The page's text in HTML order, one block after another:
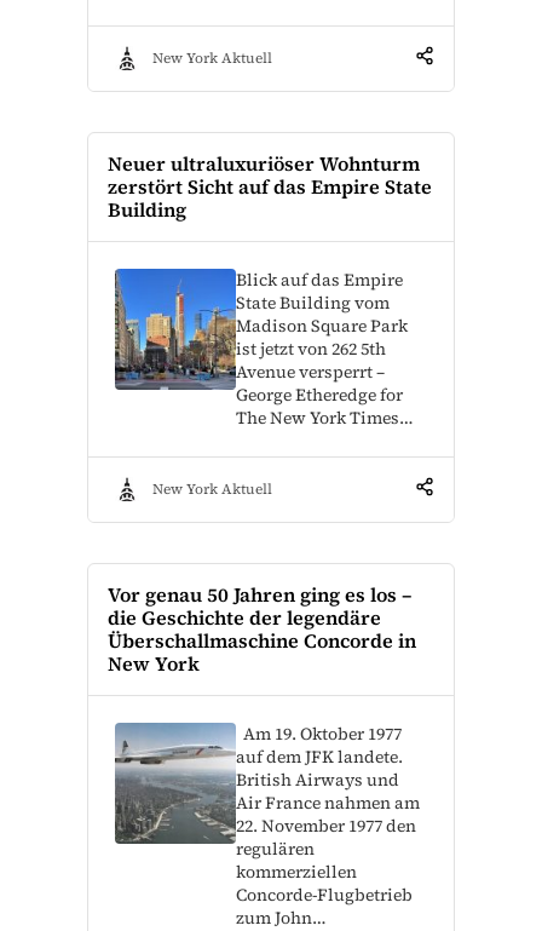
New York Aktuell
Neuer ultraluxuriöser Wohnturm
zerstört Sicht auf das Empire State
Building
Blick auf das Empire
State Building vom
Madison Square Park
ist jetzt von 262 5th
Avenue versperrt –
George Etheredge for
The New York Times…
New York Aktuell
Vor genau 50 Jahren ging es los –
die Geschichte der legendäre
Überschallmaschine Concorde in
New York
Am 19. Oktober 1977
auf dem JFK landete.
British Airways und
Air France nahmen am
22. November 1977 den
regulären
kommerziellen
Concorde-Flugbetrieb
zum John…